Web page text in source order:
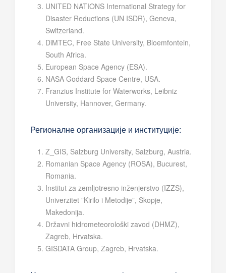
UNITED NATIONS International Strategy for
Disaster Reductions (UN ISDR), Geneva,
Switzerland.
DiMTEC, Free State University, Bloemfontein,
South Africa.
European Space Agency (ESA).
NASA Goddard Space Centre, USA.
Franzius Institute for Waterworks, Leibniz
University, Hannover, Germany.
Регионалне организације и институције:
Z_GIS, Salzburg University, Salzburg, Austria.
Romanian Space Agency (ROSA), Bucurest,
Romania.
Institut za zemljotresno inženjerstvo (IZZS),
Univerzitet ”Kirilo i Metodije”, Skopje,
Makedonija.
Državni hidrometeorološki zavod (DHMZ),
Zagreb, Hrvatska.
GISDATA Group, Zagreb, Hrvatska.